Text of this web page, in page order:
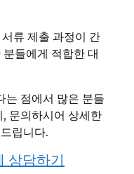
류 제출 과정이 간
들에게 적합한 대
는 점에서 많은 분들
문의하시어 상세한
립니다.
상담하기